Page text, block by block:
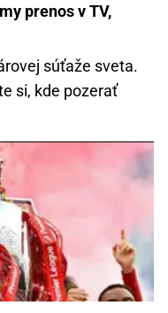
prenos v TV,
súťaže sveta.
si, kde pozerať